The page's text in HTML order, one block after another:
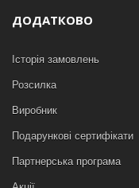
ДОДАТКОВО
Історія замовлень
Розсилка
Виробник
Подарункові сертифікати
Партнерська програма